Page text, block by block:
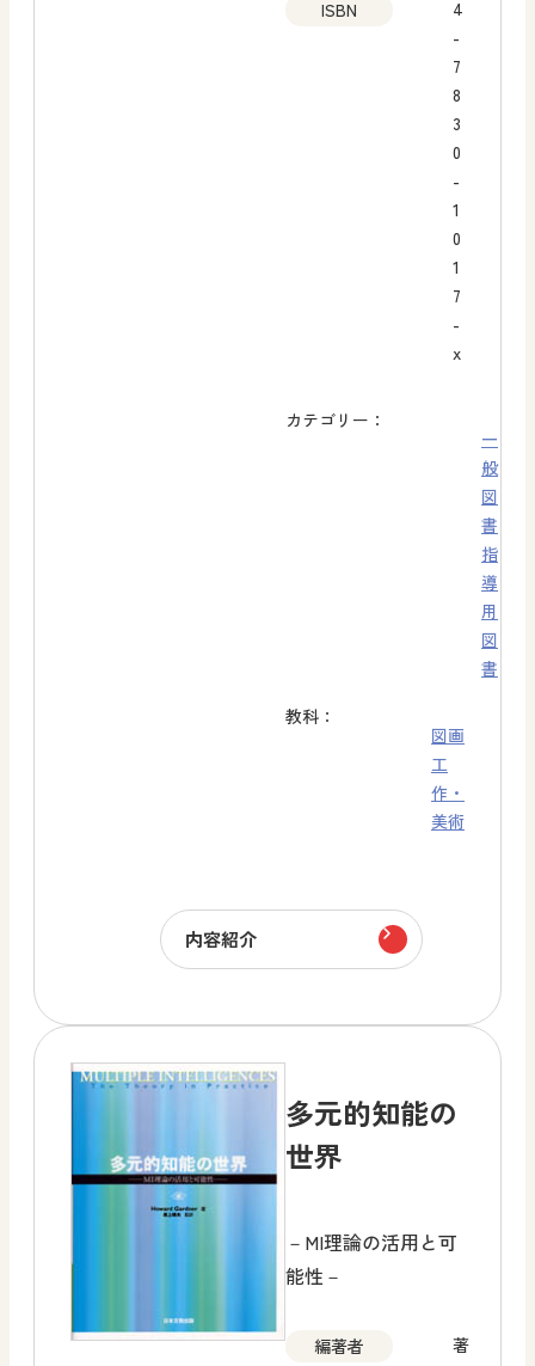
ISBN
4
-
7
8
3
0
-
1
0
1
7
-
x
カテゴリー：
一
般
図
書
指
導
用
図
書
教科：
図画
工
作・
美術
内容紹介
多元的知能の
世界
－MI理論の活用と可
能性－
編著者
著